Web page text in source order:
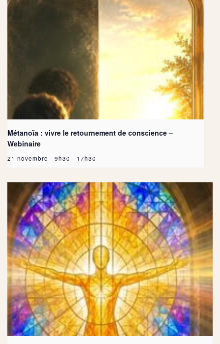
Métanoïa : vivre le retournement de conscience –
Webinaire
21 novembre - 9h30 - 17h30